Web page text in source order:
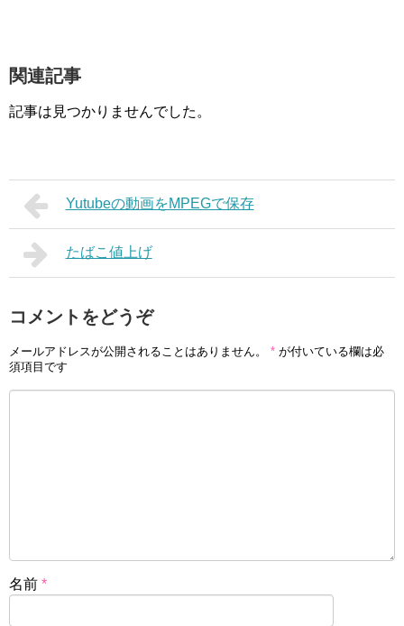
関連記事
記事は見つかりませんでした。
Yutubeの動画をMPEGで保存
たばこ値上げ
コメントをどうぞ
メールアドレスが公開されることはありません。 * が付いている欄は必
須項目です
名前 *